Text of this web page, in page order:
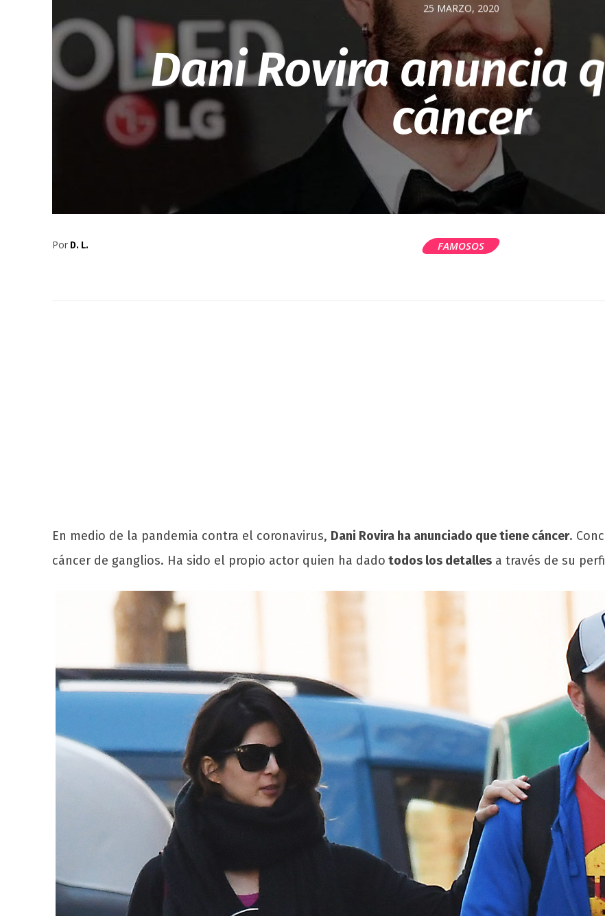
25 MARZO, 2020
Dani Rovira anuncia
cáncer
Por D. L. FAMOSOS
En medio de la pandemia contra el coronavirus, Dani Rovira ha anunciado que tiene cáncer.
cáncer de ganglios. Ha sido el propio actor quien ha dado todos los detalles a través de su